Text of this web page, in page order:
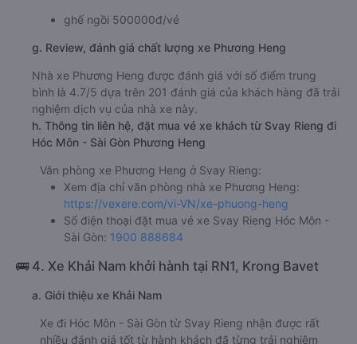
ghế ngồi 500000đ/vé
g. Review, đánh giá chất lượng xe Phương Heng
Nhà xe Phương Heng được đánh giá với số điểm trung
bình là 4.7/5 dựa trên 201 đánh giá của khách hàng đã trải
nghiệm dịch vụ của nhà xe này.
h. Thông tin liên hệ, đặt mua vé xe khách từ Svay Rieng đi
Hóc Môn - Sài Gòn Phương Heng
Văn phòng xe Phương Heng ở Svay Rieng:
Xem địa chỉ văn phòng nhà xe Phương Heng:
https://vexere.com/vi-VN/xe-phuong-heng
Số điện thoại đặt mua vé xe Svay Rieng Hóc Môn -
Sài Gòn: 1900 888684
🚌 4. Xe Khải Nam khởi hành tại RN1, Krong Bavet
a. Giới thiệu xe Khải Nam
Xe đi Hóc Môn - Sài Gòn từ Svay Rieng nhận được rất
nhiều đánh giá tốt từ hành khách đã từng trải nghiệm